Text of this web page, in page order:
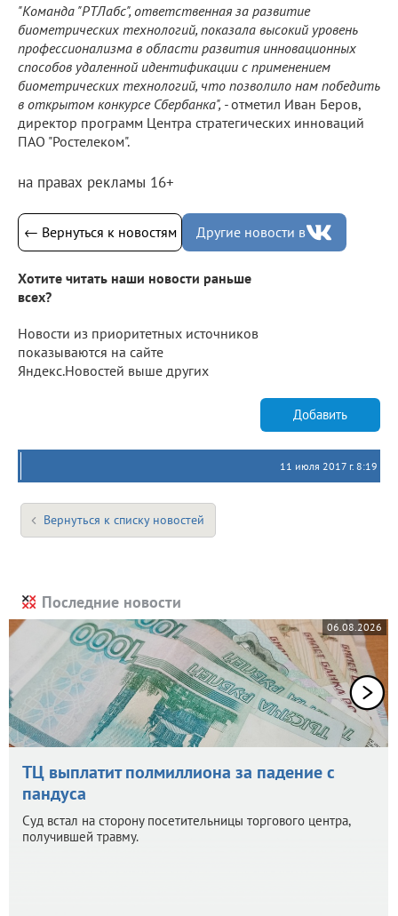
"Команда "РТЛабс", ответственная за развитие
биометрических технологий, показала высокий уровень
профессионализма в области развития инновационных
способов удаленной идентификации с применением
биометрических технологий, что позволило нам победить
в открытом конкурсе Сбербанка", -отметил Иван Беров,
директор программ Центра стратегических инноваций
ПАО "Ростелеком".
на правах рекламы 16+
← Вернуться к новостям Другие новости в
Хотите читать наши новости раньше
всех?
Новости из приоритетных источников
показываются на сайте
Яндекс.Новостей выше других
Добавить
11 июля 2017 г. 8:19
Вернуться к списку новостей
Последние новости
06.08.2026
ТЦ выплатит полмиллиона за падение с
пандуса
Суд встал на сторону посетительницы торгового центра,
получившей травму.